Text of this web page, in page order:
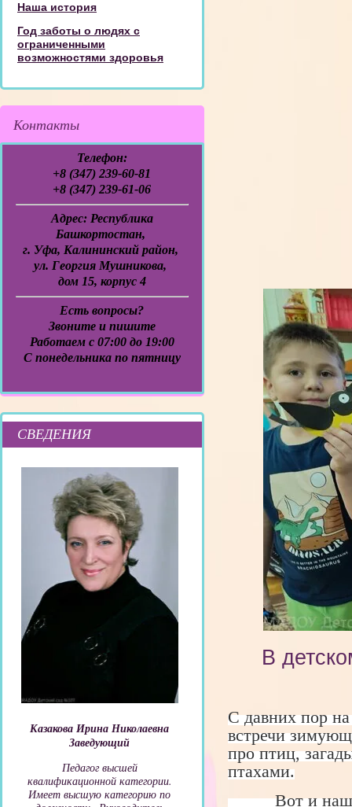
В
С давних пор
встречи
про птиц,
птахами.
Вот и наши
Наша история
Год заботы о людях с
ограниченными
возможностями здоровья
Контакты
Телефон:
+8 (347) 239-60-81
+8 (347) 239-61-06
Адрес: Республика
Башкортостан,
г. Уфа, Калининский район,
ул. Георгия Мушникова,
дом 15, корпус 4
Есть вопросы?
Звоните и пишите
Работаем с 07:00 до 19:00
C понедельника по пятницу
СВЕДЕНИЯ
Казакова Ирина Николаевна
Заведующий
Педагог высшей
квалификационной категории.
Имеет высшую категорию по